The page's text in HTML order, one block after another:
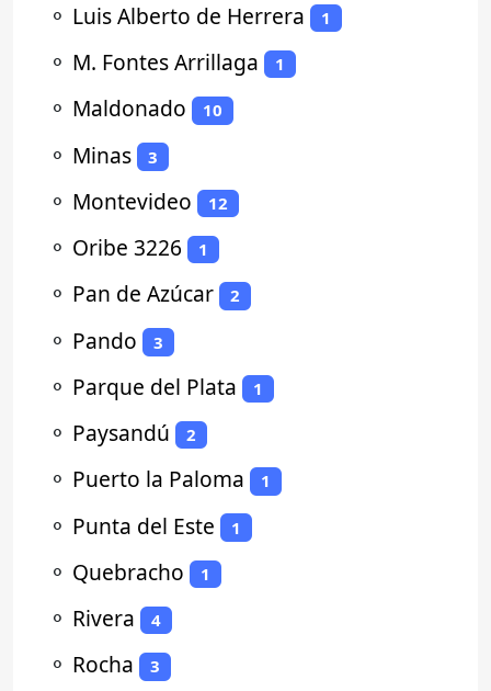
⚬ Luis Alberto de Herrera 1
⚬ M. Fontes Arrillaga 1
⚬ Maldonado 10
⚬ Minas 3
⚬ Montevideo 12
⚬ Oribe 3226 1
⚬ Pan de Azúcar 2
⚬ Pando 3
⚬ Parque del Plata 1
⚬ Paysandú 2
⚬ Puerto la Paloma 1
⚬ Punta del Este 1
⚬ Quebracho 1
⚬ Rivera 4
⚬ Rocha 3